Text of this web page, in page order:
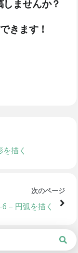
ませんか？
きます！
描く
次のページ
– 円弧を描く